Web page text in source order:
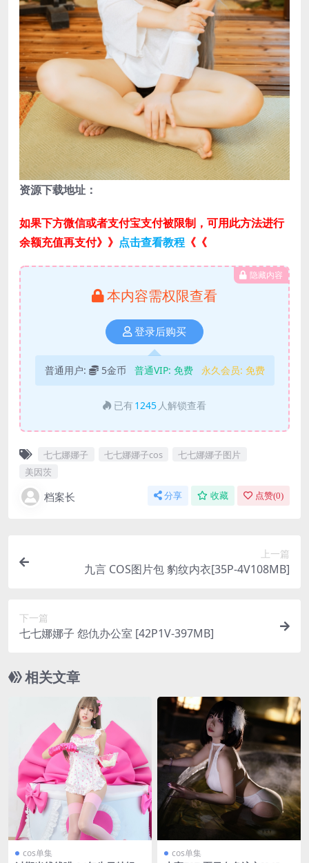
资源下载地址：
如果下方微信或者支付宝支付被限制，可用此方法进行
余额充值再支付》》 点击查看教程 《《
隐藏内容
本内容需权限查看
登录后购买
普通用户: 5金币 普通VIP: 免费 永久会员: 免费
已有 1245 人解锁查看
七七娜娜子 七七娜娜子cos
七七娜娜子图片
美因茨
档案长 分享 收藏 点赞(0)
上一篇
九言 COS图片包 豹纹内衣[35P-4V108MB]
下一篇
七七娜娜子 怨仇办公室 [42P1V-397MB]
相关文章
cos单集 cos单集